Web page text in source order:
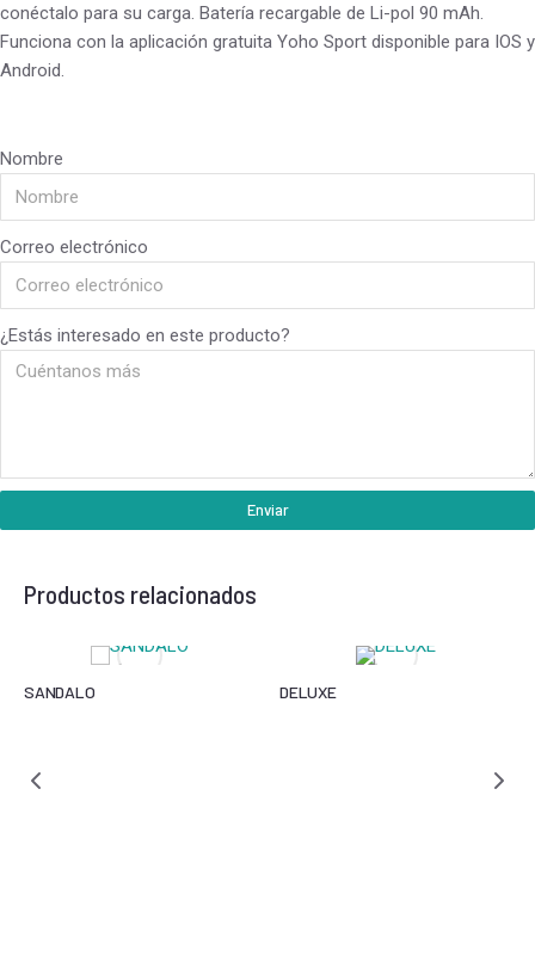
conéctalo para su carga. Batería recargable de Li-pol 90 mAh.
Funciona con la aplicación gratuita Yoho Sport disponible para IOS y
Android.
Nombre
Correo electrónico
¿Estás interesado en este producto?
Enviar
Productos relacionados
SANDALO DELUXE